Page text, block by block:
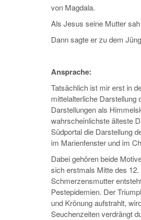
von Magdala.
Als Jesus seine Mutter
Dann sagte er zu dem
Ansprache:
Tatsächlich ist mir erst in
mittelalterliche
Darstellungen als
wahrscheinlichste älteste
Südportal die Darstellung
im Marienfenster und im
Dabei gehören beide
sich erstmals Mitte des
Schmerzensmutter
Pestepidemien. Der
und Krönung aufstrahlt,
Seuchenzeiten verdrängt